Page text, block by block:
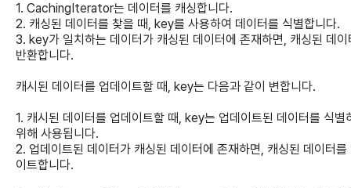
1. CachingIterator는 데이터를 캐싱합니다.
2. 캐싱된 데이터를 찾을 때, key를 사용하여 데이터를 식별합니다.
3. key가 일치하는 데이터가 캐싱된 데이터에 존재하면, 캐싱된 데이
반환합니다.
캐시된 데이터를 업데이트할 때, key는 다음과 같이 변합니다.
1. 캐시된 데이터를 업데이트할 때, key는 업데이트된 데이터를 식별
위해 사용됩니다.
2. 업데이트된 데이터가 캐싱된 데이터에 존재하면, 캐싱된 데이터를
이트합니다.